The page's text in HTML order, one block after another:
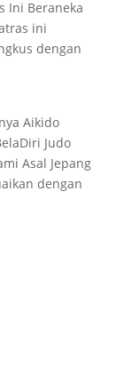
Ini Beraneka
ini
dengan
Aikido
Judo
Asal Jepang
dengan